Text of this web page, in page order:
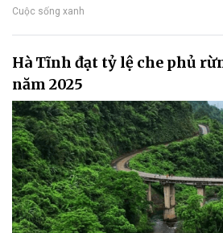
Cuộc sống xanh
Hà Tĩnh đạt tỷ lệ che phủ
năm 2025